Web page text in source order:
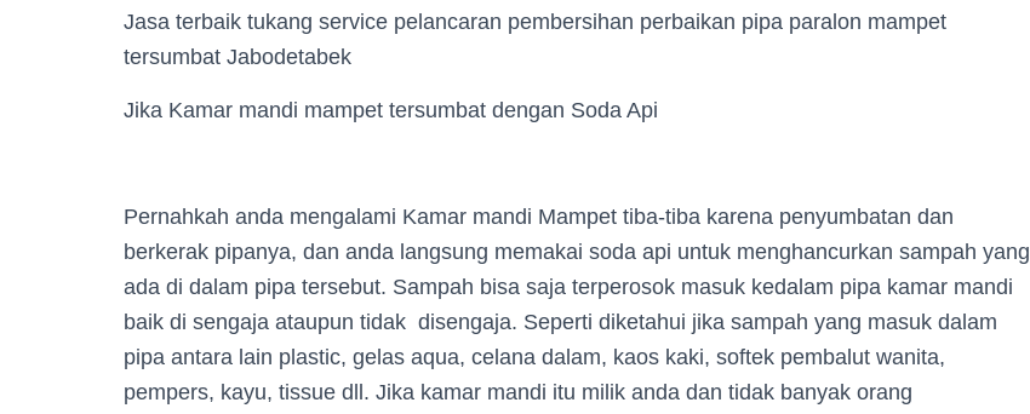
Jasa terbaik tukang service pelancaran pembersihan perbaikan pipa paralon mampet
tersumbat Jabodetabek
Jika Kamar mandi mampet tersumbat dengan Soda Api
Pernahkah anda mengalami Kamar mandi Mampet tiba-tiba karena penyumbatan dan
berkerak pipanya, dan anda langsung memakai soda api untuk menghancurkan sampah yang
ada di dalam pipa tersebut. Sampah bisa saja terperosok masuk kedalam pipa kamar mandi
baik di sengaja ataupun tidak disengaja. Seperti diketahui jika sampah yang masuk dalam
pipa antara lain plastic, gelas aqua, celana dalam, kaos kaki, softek pembalut wanita,
pempers, kayu, tissue dll. Jika kamar mandi itu milik anda dan tidak banyak orang